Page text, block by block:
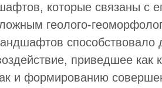
которые связаны с
геолого-
способствовало
приведшее как
и формированию